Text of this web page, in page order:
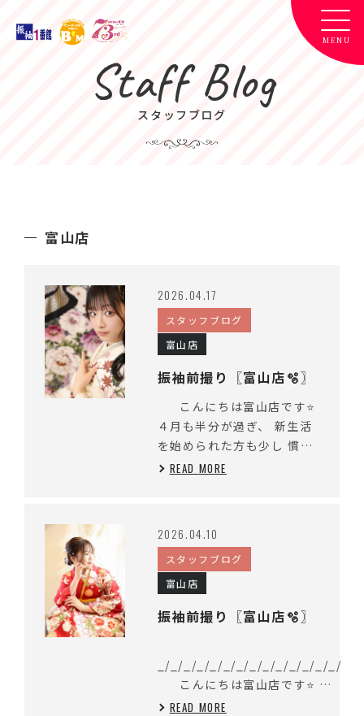
Staff Blog
スタッフブログ
富山店
2026.04.17
スタッフブログ
富山店
振袖前撮り〖富山店🫧〗
４月も半分が過ぎ、 新生活
を始められた方も少し 慣れ
てきたころかと...
READ MORE
2026.04.10
スタッフブログ
富山店
振袖前撮り〖富山店🫧〗
_/_/_/_/_/_/_/_/_/_/_/_/_/_/
日も前撮りされた ス...
READ MORE